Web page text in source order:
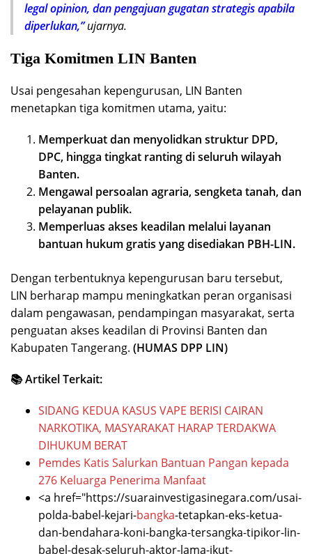
legal opinion, dan pengajuan gugatan strategis apabila
diperlukan,”ujarnya.
Tiga Komitmen LIN Banten
Usai pengesahan kepengurusan, LIN Banten
menetapkan tiga komitmen utama, yaitu:
Memperkuat dan menyolidkan struktur DPD,
DPC, hingga tingkat ranting di seluruh wilayah
Banten.
Mengawal persoalan agraria, sengketa tanah, dan
pelayanan publik.
Memperluas akses keadilan melalui layanan
bantuan hukum gratis yang disediakan PBH-LIN.
Dengan terbentuknya kepengurusan baru tersebut,
LIN berharap mampu meningkatkan peran organisasi
dalam pengawasan, pendampingan masyarakat, serta
penguatan akses keadilan di Provinsi Banten dan
Kabupaten Tangerang. (HUMAS DPP LIN)
📚 Artikel Terkait:
SIDANG KEDUA KASUS VAPE BERISI CAIRAN
NARKOTIKA, MASYARAKAT HARAP TERDAKWA
DIHUKUM BERAT
Pemdes Katis Salurkan Bantuan Pangan kepada
276 Keluarga Penerima Manfaat
<a href="https://suarainvestigasinegara.com/usai-
polda-babel-kejari-bangka-tetapkan-eks-ketua-
dan-bendahara-koni-bangka-tersangka-tipikor-lin-
babel-desak-seluruh-aktor-lama-ikut-